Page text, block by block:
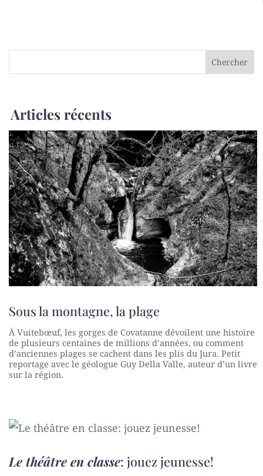
Articles récents
Sous la montagne, la plage
À Vuitebœuf, les gorges de Covatanne dévoilent une histoire
de plusieurs centaines de millions d’années, ou comment
d’anciennes plages se cachent dans les plis du Jura. Petit
reportage avec le géologue Guy Della Valle, auteur d’un livre
sur la région.
Le théâtre en classe: jouez jeunesse!